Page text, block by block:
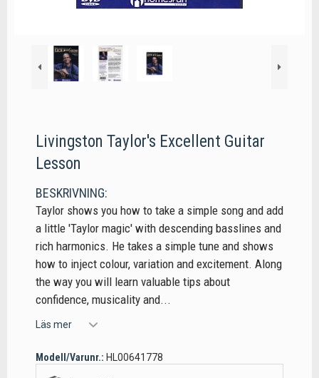
Livingston Taylor's Excellent Guitar
Lesson
BESKRIVNING:
Taylor shows you how to take a simple song and add
a little 'Taylor magic' with descending basslines and
rich harmonics. He takes a simple tune and shows
how to inject colour, variation and excitement. Along
the way you will learn valuable tips about
confidence, musicality and...
Läs mer
Modell/Varunr.: HL00641778